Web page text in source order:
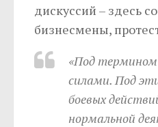
дискуссий – здесь
бизнесмены,
«Под
силами. Под
боевых
нормальной